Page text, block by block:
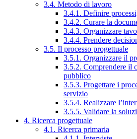
3.4. Metodo di lavoro
3.4.1. Definire
3.4.2. Curare la
3.4.3. Organizzare
3.4.4. Prendere
3.5. Il processo progettuale
3.5.1. Organizzare il
3.5.2. Comprendere il
pubblico
3.5.3. Progettare i
servizio
3.5.4. Realizzare
3.5.5. Validare la
4. Ricerca progettuale
4.1. Ricerca primaria